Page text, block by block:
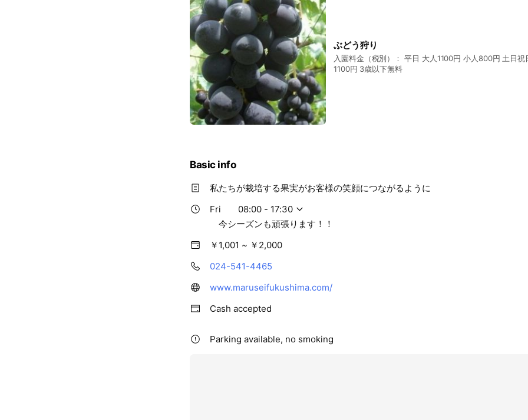
ぶどう狩り
入園料金（税別）： 平日 大人1100円 小人800円 土日祝日 大人1300円 小人
1100円 3歳以下無料
Basic info
私たちが栽培する果実がお客様の笑顔につながるように
Fri
08:00 - 17:30
今シーズンも頑張ります！！
￥1,001 ~ ￥2,000
024-541-4465
www.maruseifukushima.com/
Cash accepted
Parking available, no smoking